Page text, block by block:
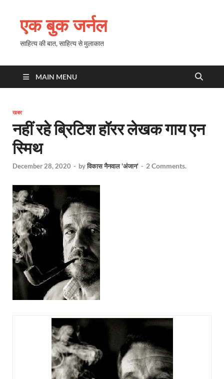
एक बुक जर्नल
साहित्य की बात, साहित्य से मुलाकात
MAIN MENU
खबर
नहीं रहे ब्रिटिश हॉरर लेखक गाय एन
स्मिथ
December 28, 2020 - byविकास नैनवाल 'अंजान' - 2 Comments.